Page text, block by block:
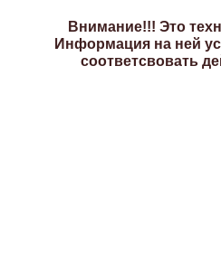
Внимание!!! Это
Информация на ней
соответсвовать